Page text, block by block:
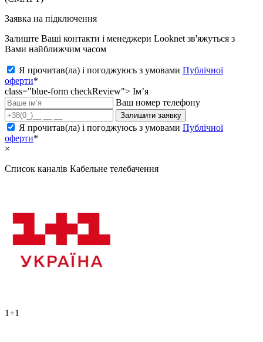
Заявка на підключення
Залиште Ваші контакти і менеджери Looknet зв'яжуться з
Вами найближчим часом
Я прочитав(ла) і погоджуюсь з умовами Публічної
оферти*
class="blue-form checkReview"> Ім’я
Ваш номер телефону
Залишити заявку
Я прочитав(ла) і погоджуюсь з умовами Публічної
оферти*
×
Список каналів Кабельне телебачення
1+1